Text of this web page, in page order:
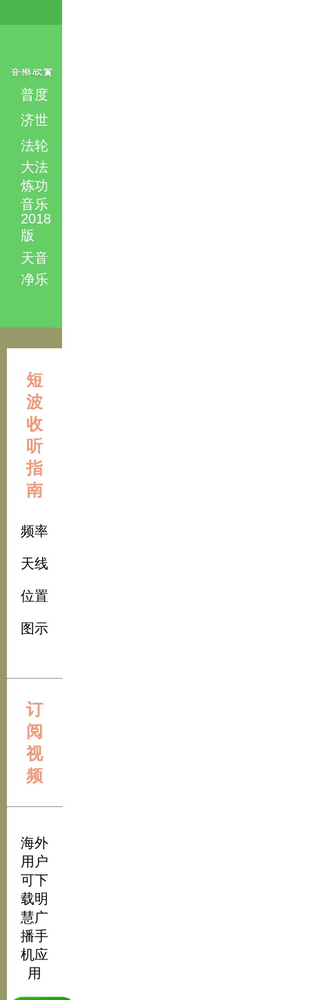
普度
济世
法轮
大法
炼功
音乐
2018
版
天音
净乐
短
波
收
听
指
南
频率
天线
位置
图示
订
阅
视
频
海外
用户
可下
载明
慧广
播手
机应
用